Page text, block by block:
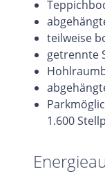
teilweise
getrennte
1.600